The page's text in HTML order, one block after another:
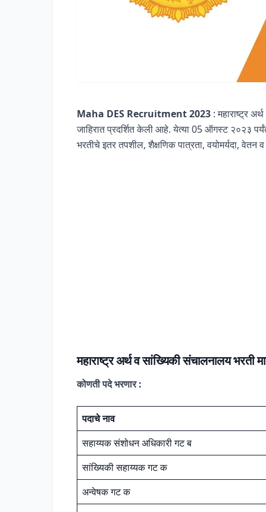
Maha DES Recruitment 2023 : महाराष्ट्र
जाहिरात प्रदर्शित केली आहे. येत्या 05 ऑगस्ट २०२३
भरतीचे इतर तपशील, शैक्षणिक पात्रता, वयोमर्यदा,
महाराष्ट्र अर्थ व सांख्यिकी संचालनालय भरती
कोणती पदे भरणार :
पदाचे नाव
सहाय्यक संशोधन अधिकारी गट ब
सांख्यिकी सहाय्यक गट क
अन्वेषक गट क